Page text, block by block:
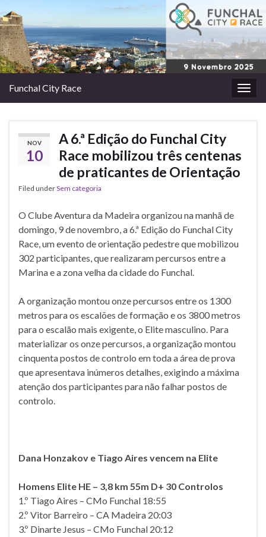
Funchal City Race
NOV
10
A 6.ª Edição do Funchal City
Race mobilizou três centenas
de praticantes de Orientação
Filed underSem categoria
O Clube Aventura da Madeira organizou na manhã de
domingo, 9 de novembro, a 6.ª Edição do Funchal City
Race, um evento de orientação pedestre que mobilizou
302 participantes, que realizaram percursos entre a
Marina e a zona velha da cidade do Funchal.
A organização montou onze percursos entre os 1300
metros para os escalões de formação e os 3800 metros
para o escalão mais exigente, o Elite masculino. Para
materializar os onze percursos, a organização montou
cinquenta postos de controlo em toda a área de prova
que apresentava inúmeros detalhes, exigindo a máxima
atenção dos participantes para não falhar postos de
controlo.
Dana Honzakov e Tiago Aires vencem na Elite
Homens Elite HE – 3,8 km 55m D+ 30 Controlos
1.º Tiago Aires – CMo Funchal 18:55
2.º Vitor Barreiro – CA Madeira 20:03
3.º Dinarte Jesus – CMo Funchal 20:12